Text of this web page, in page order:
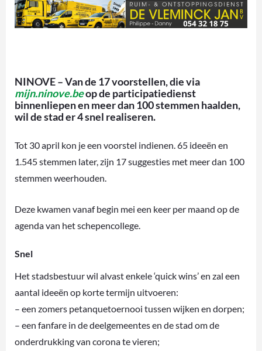
NINOVE – Van de 17 voorstellen, die via
mijn.ninove.beop de participatiedienst
binnenliepen en meer dan 100 stemmen haalden,
wil de stad er 4 snel realiseren.
Tot 30 april kon je een voorstel indienen. 65 ideeën en
1.545 stemmen later, zijn 17 suggesties met meer dan 100
stemmen weerhouden.
Deze kwamen vanaf begin mei een keer per maand op de
agenda van het schepencollege.
Snel
Het stadsbestuur wil alvast enkele ‘quick wins’ en zal een
aantal ideeën op korte termijn uitvoeren:
– een zomers petanquetoernooi tussen wijken en dorpen;
– een fanfare in de deelgemeentes en de stad om de
onderdrukking van corona te vieren;